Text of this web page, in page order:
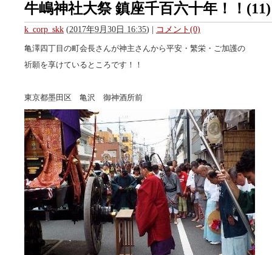
牛嶋神社大祭 鎮座千百六十年！！(11)
k_corp_skk (2017年9月30日 16:35) | コメント(0)
亀澤四丁目の町会長さんが神主さんから平安・繁栄・ご加護の
祈願を享けているところです！！
東京都墨田区 亀沢 御神酒所前